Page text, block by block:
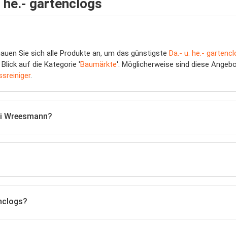
he.- gartenclogs
Sie sich alle Produkte an, um das günstigste Da.- u. he.-
auf die Kategorie 'Baumärkte'. Möglicherweise sind diese
.